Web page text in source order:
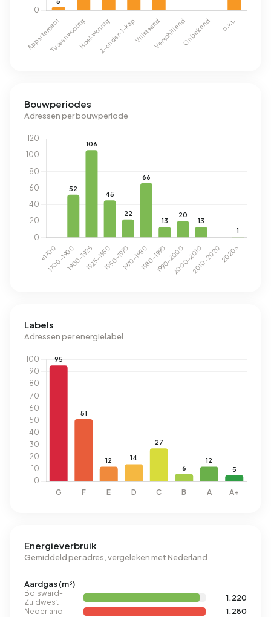
Bouwperiodes
Adressen per bouwperiode
Labels
Adressen per energielabel
Energieverbruik
Gemiddeld per adres, vergeleken met Nederland
Aardgas (m³)
Bolsward-
Zuidwest
1.220
Nederland
1.280